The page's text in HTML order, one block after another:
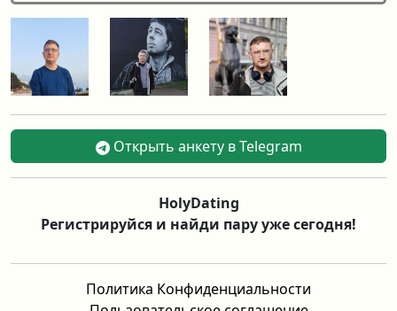
Открыть анкету в Telegram
Политика Конфиденциальности
HolyDating
Регистрируйся и найди пару уже сегодня!